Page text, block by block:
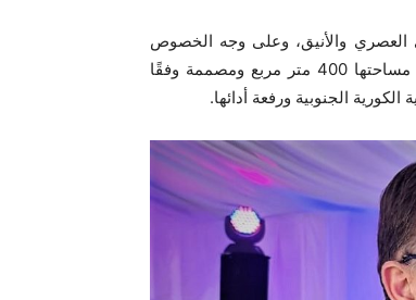
العصري والأنيق، وعلى وجه الخصوص
بورشات “خدمة ما بعد البيع” المتنوعة إلى جانب صالة العرض التي تبلغ مساحتها 400 متر مربع ومصممة وفقًا